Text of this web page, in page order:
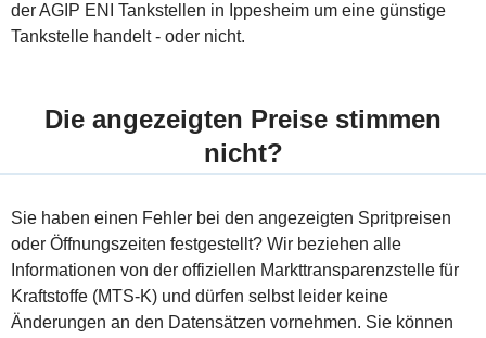
der AGIP ENI Tankstellen in Ippesheim um eine günstige
Tankstelle handelt - oder nicht.
Die angezeigten Preise stimmen
nicht?
Sie haben einen Fehler bei den angezeigten Spritpreisen
oder Öffnungszeiten festgestellt? Wir beziehen alle
Informationen von der offiziellen Markttransparenzstelle für
Kraftstoffe (MTS-K) und dürfen selbst leider keine
Änderungen an den Datensätzen vornehmen. Sie können